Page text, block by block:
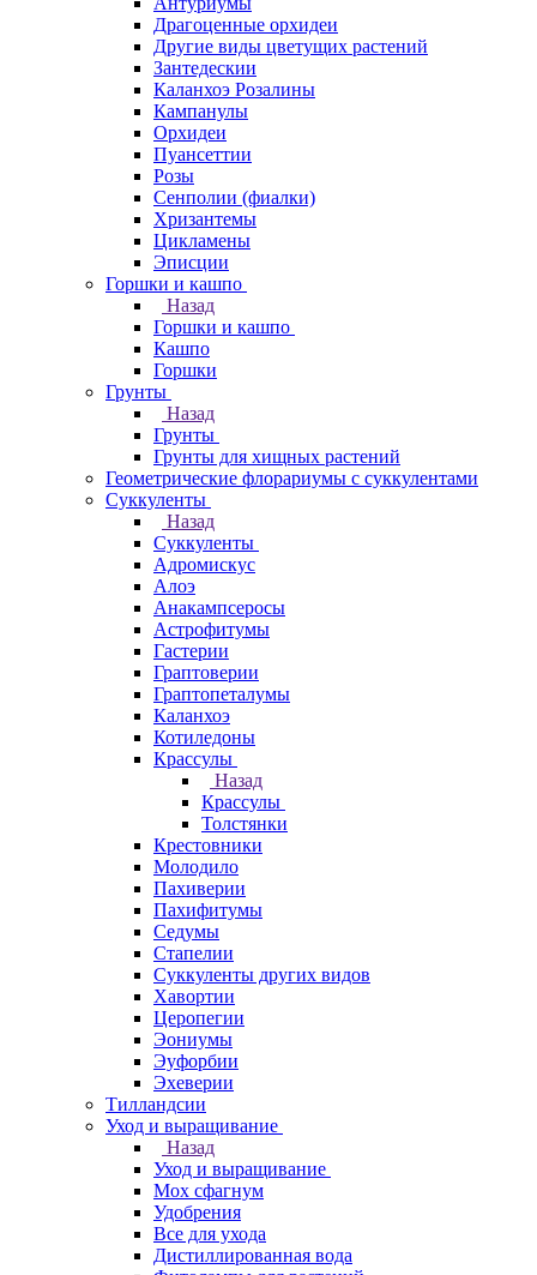
Драгоценные орхидеи
Другие виды цветущих растений
Зантедескии
Каланхоэ Розалины
Кампанулы
Орхидеи
Пуансеттии
Розы
Сенполии (фиалки)
Хризантемы
Цикламены
Эписции
Горшки и кашпо
Назад
Горшки и кашпо
Кашпо
Горшки
Грунты
Назад
Грунты
Грунты для хищных растений
Геометрические флорариумы с суккулентами
Суккуленты
Назад
Суккуленты
Адромискус
Алоэ
Анакампсеросы
Астрофитумы
Гастерии
Граптоверии
Граптопеталумы
Каланхоэ
Котиледоны
Крассулы
Назад
Крассулы
Толстянки
Крестовники
Молодило
Пахиверии
Пахифитумы
Седумы
Стапелии
Суккуленты других видов
Хавортии
Церопегии
Эониумы
Эуфорбии
Эхеверии
Тилландсии
Уход и выращивание
Назад
Уход и выращивание
Мох сфагнум
Удобрения
Все для ухода
Дистиллированная вода